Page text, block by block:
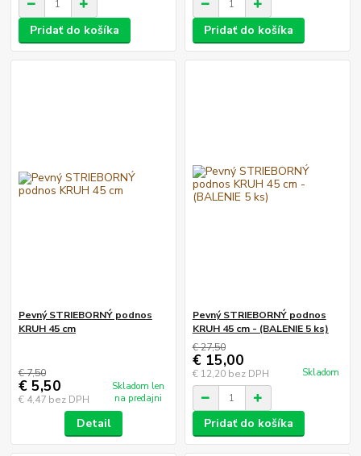
Pridať do košíka Pridať do košíka
Pevný STRIEBORNÝ podnos
KRUH 45 cm
€ 7,50
€ 5,50
€ 4,47 bez DPH
Skladom len
na predajni
Detail
Pevný STRIEBORNÝ podnos
KRUH 45 cm - (BALENIE 5 ks)
€ 27,50
€ 15,00
€ 12,20 bez DPH Skladom
Pridať do košíka